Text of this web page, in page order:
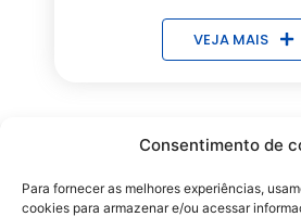
Consentimento de
Para fornecer as melhores experiências,
cookies para armazenar e/ou acessar
VEJA MAIS